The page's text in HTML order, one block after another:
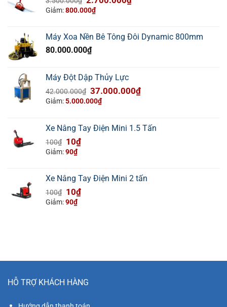
gốc
3.500.000₫.
là:
2.700.000₫.
Giảm:800.000₫
Máy Xoa Nền Bê Tông Đôi Dynamic 800mm
80.000.000₫
Máy Đột Dập Thủy Lực
42.000.000₫ Giá
gốc
42.000.000₫.
37.000.000₫Giá
37.000.000₫.
Giảm:5.000.000₫
Xe Nâng Tay Điện Mini 1.5 Tấn
100₫ Giá
gốc
10₫Giá
10₫.
Giảm:90₫
Xe Nâng Tay Điện Mini 2 tấn
100₫ Giá
gốc
10₫Giá
Giảm:90₫
HỖ TRỢ KHÁCH HÀNG